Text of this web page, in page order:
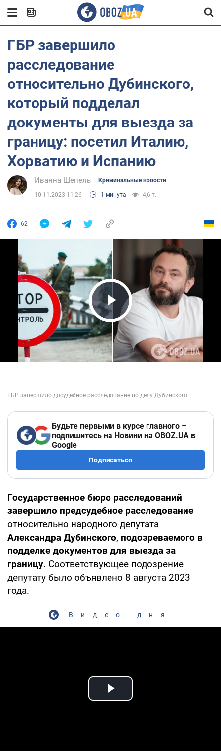
ГБР завершило
расследование
относительно Дубинского,
который подделал
документы для выезда за
границу: посетил Италию,
Хорватию и Испанию
Иванна Шепель Криминальные новости
10.11.2023 11:26 1 минута 4,6 т.
62
Play Video
Будьте первыми в курсе главного –
подпишитесь на Новини на OBOZ.UA в
Google
Подписаться
Государственное бюро расследований
завершило предсудебное расследование
относительно народного депутата
Александра Дубинского, подозреваемого в
подделке документов для выезда за
границу. Соответствующее подозрение
депутату было объявлено 8 августа 2023
года.
Видео дня
Play Video